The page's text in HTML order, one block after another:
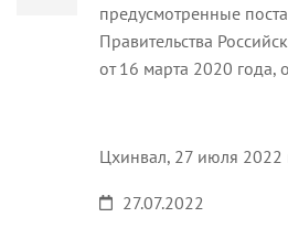
предусмотренные
Правительства
от 16 марта 2020 года,
Цхинвал, 27 июля 2022
27.07.2022